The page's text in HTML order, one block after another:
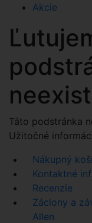
Akcie
Táto podstránka
Užitočné
Nákupný
Kontaktné
Recenzie
Záclony a
Allen